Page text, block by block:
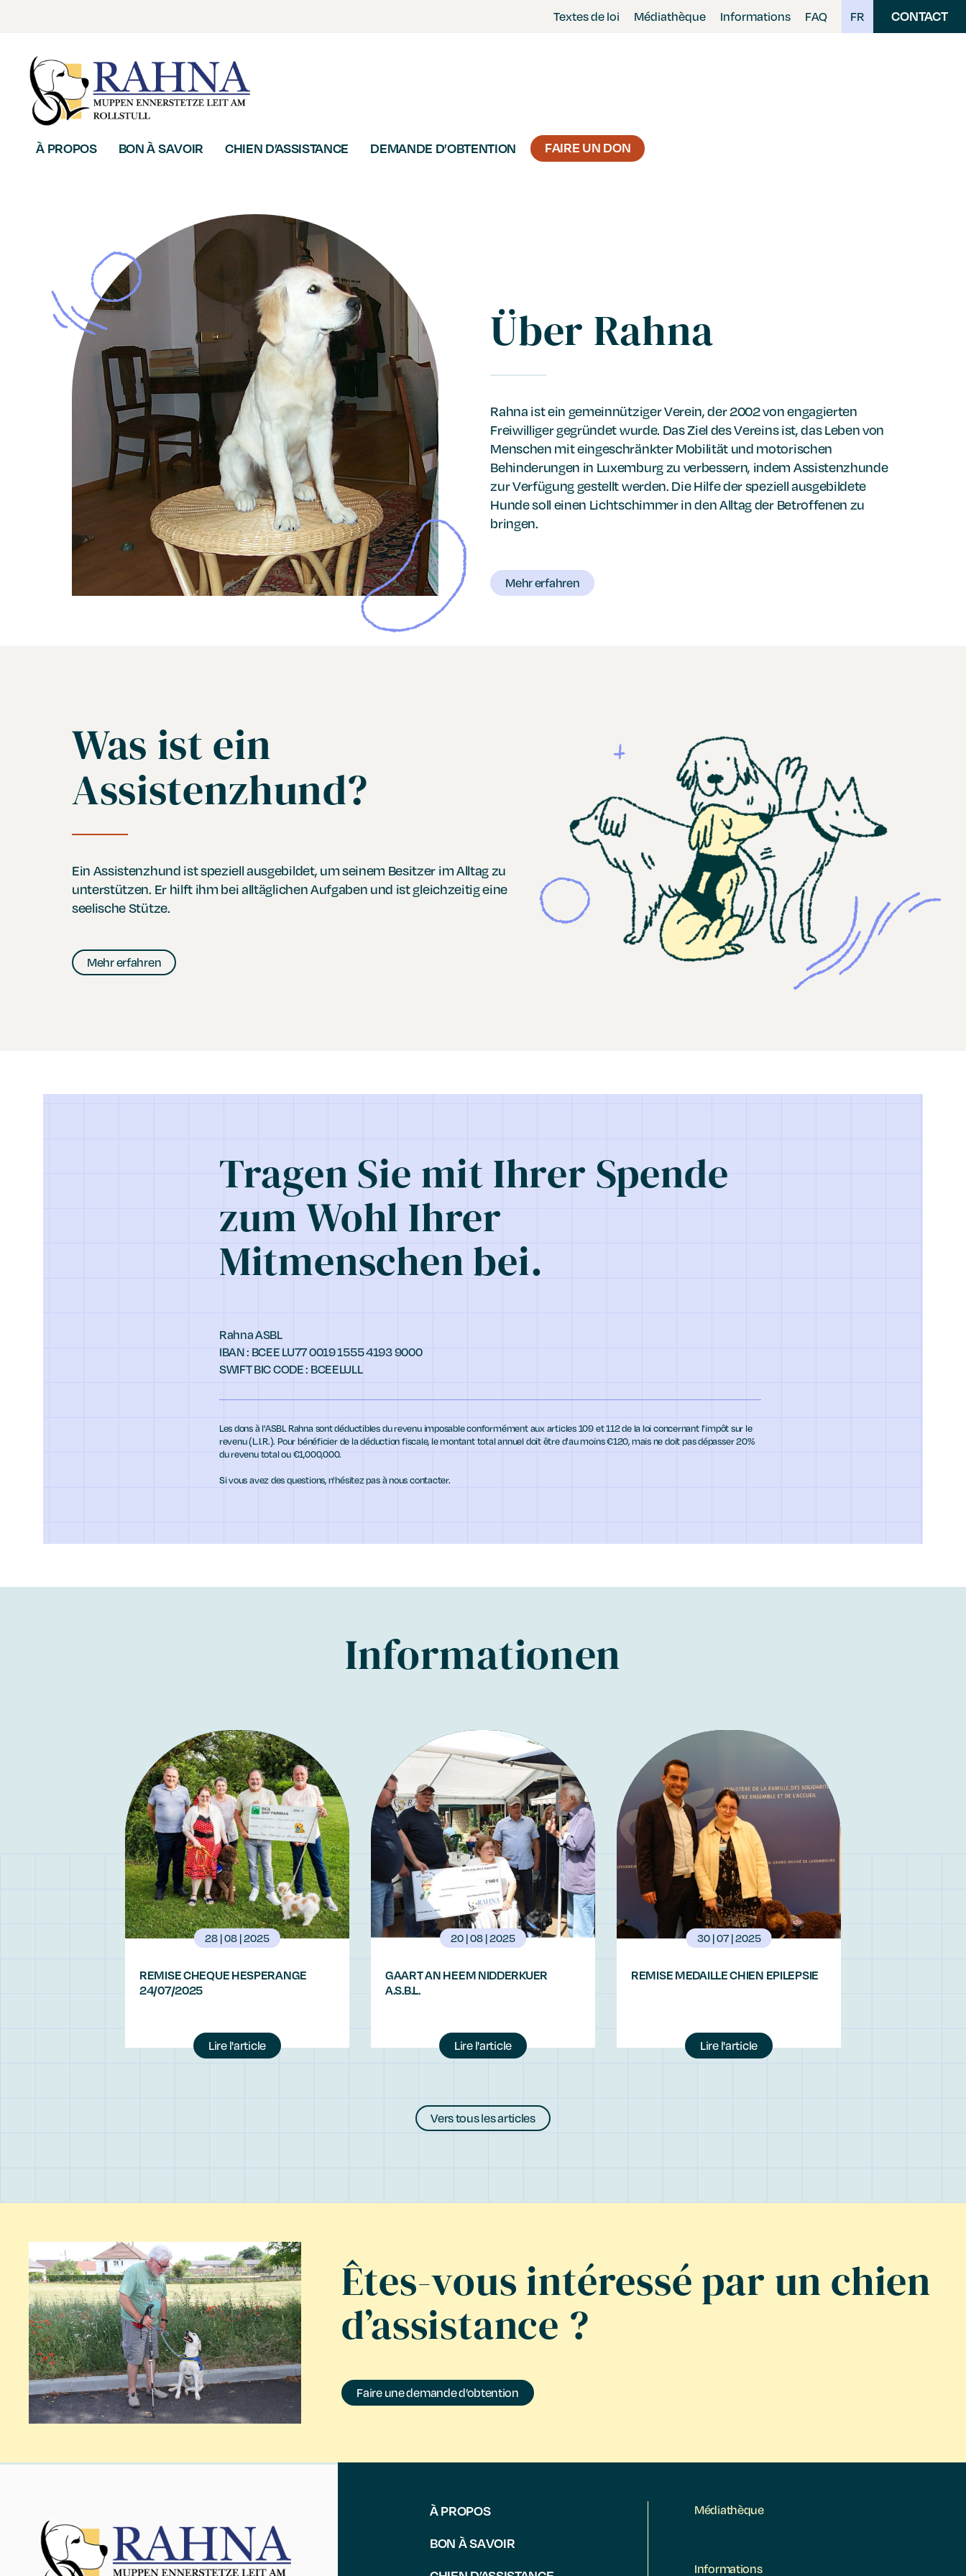
Textes de loi Médiathèque Informations FAQ FR CONTACT
À PROPOS BON À SAVOIR CHIEN D’ASSISTANCE DEMANDE D’OBTENTION FAIRE UN DON
Über Rahna
Rahna ist ein gemeinnütziger Verein, der 2002 von engagierten
Freiwilliger gegründet wurde. Das Ziel des Vereins ist, das Leben von
Menschen mit eingeschränkter Mobilität und motorischen
Behinderungen in Luxemburg zu verbessern, indem Assistenzhunde
zur Verfügung gestellt werden. Die Hilfe der speziell ausgebildete
Hunde soll einen Lichtschimmer in den Alltag der Betroffenen zu
bringen.
Mehr erfahren
Was ist ein
Assistenzhund?
Ein Assistenzhund ist speziell ausgebildet, um seinem Besitzer im Alltag zu
unterstützen. Er hilft ihm bei alltäglichen Aufgaben und ist gleichzeitig eine
seelische Stütze.
Mehr erfahren
Tragen Sie mit Ihrer Spende
zum Wohl Ihrer
Mitmenschen bei.
Rahna ASBL
IBAN : BCEE LU77 0019 1555 4193 9000
SWIFT BIC CODE : BCEELULL
Les dons à l'ASBL Rahna sont déductibles du revenu imposable conformément aux articles 109 et 112 de la loi concernant l'impôt sur le
revenu (L.I.R.). Pour bénéficier de la déduction fiscale, le montant total annuel doit être d'au moins €120, mais ne doit pas dépasser 20%
du revenu total ou €1,000,000.
Si vous avez des questions, n'hésitez pas à nous contacter.
Informationen
28 | 08 | 2025
REMISE CHEQUE HESPERANGE
24/07/2025
Lire l'article
20 | 08 | 2025
GAART AN HEEM NIDDERKUER
A.S.B.L.
Lire l'article
30 | 07 | 2025
REMISE MEDAILLE CHIEN EPILEPSIE
Lire l'article
Vers tous les articles
Êtes-vous intéressé par un chien
d’assistance ?
Faire une demande d’obtention
À PROPOS
BON À SAVOIR
Médiathèque
Informations